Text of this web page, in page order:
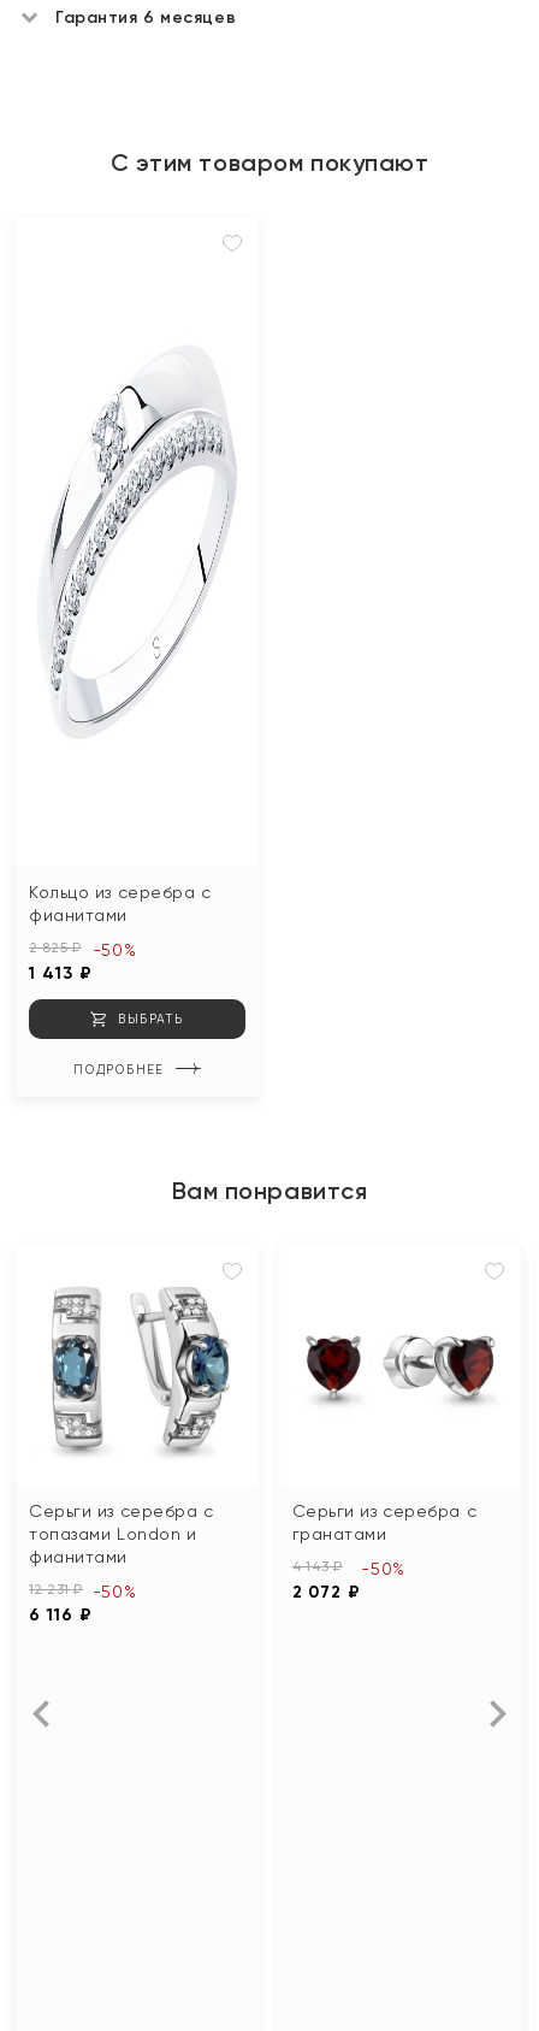
Гарантия 6 месяцев
С этим товаром покупают
Кольцо из серебра с
фианитами
2 825 ₽
1 413 ₽
-50%
ВЫБРАТЬ
ПОДРОБНЕЕ
Вам понравится
Серьги из серебра с
топазами London и
фианитами
12 231 ₽
6 116 ₽
-50%
Серьги из серебра с
гранатами
4 143 ₽
2 072 ₽
-50%